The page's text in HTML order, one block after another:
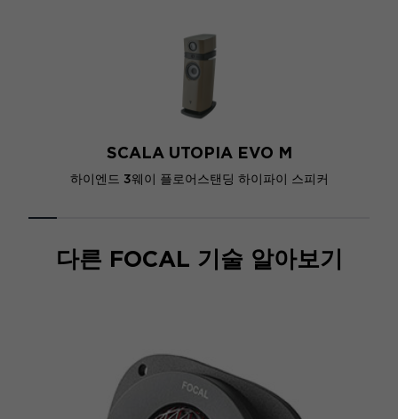
SCALA UTOPIA EVO M
하이엔드 3웨이 플로어스탠딩 하이파이 스피커
다른 FOCAL 기술 알아보기